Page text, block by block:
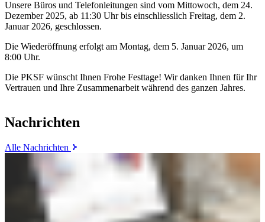
Unsere Büros und Telefonleitungen sind vom Mittowoch, dem 24.
Dezember 2025, ab 11:30 Uhr bis einschliesslich Freitag, dem 2.
Januar 2026, geschlossen.
Die Wiederöffnung erfolgt am Montag, dem 5. Januar 2026, um
8:00 Uhr.
Die PKSF wünscht Ihnen Frohe Festtage! Wir danken Ihnen für Ihr
Vertrauen und Ihre Zusammenarbeit während des ganzen Jahres.
Nachrichten
Alle Nachrichten